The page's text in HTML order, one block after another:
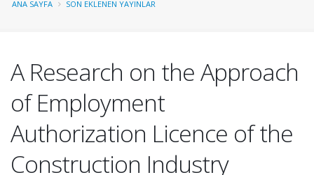
ANA SAYFA SON EKLENEN YAYINLAR
A Research on the Approach
of Employment
Authorization Licence of the
Construction Industry